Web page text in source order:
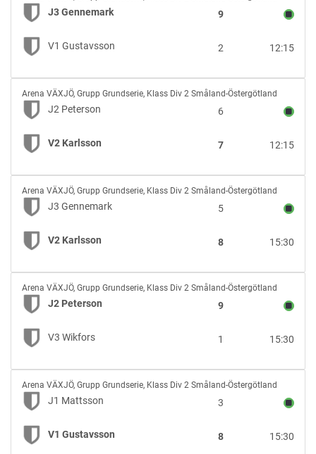
Gennemark
vs
V1
Gustavsson
J3 Gennemark 9
V1 Gustavsson 12:15
2
J2
Peterson
vs
V2
Karlsson
Arena VÄXJÖ, Grupp Grundserie, Klass Div 2 Småland-Östergötland
J2 Peterson 6
V2 Karlsson 12:15
7
J3
Gennemark
vs
V2
Karlsson
Arena VÄXJÖ, Grupp Grundserie, Klass Div 2 Småland-Östergötland
J3 Gennemark 5
V2 Karlsson 15:30
8
J2
Peterson
vs
V3
Wikfors
Arena VÄXJÖ, Grupp Grundserie, Klass Div 2 Småland-Östergötland
J2 Peterson 9
V3 Wikfors 15:30
1
J1
Mattsson
vs
V1
Gustavsson
Arena VÄXJÖ, Grupp Grundserie, Klass Div 2 Småland-Östergötland
J1 Mattsson 3
V1 Gustavsson 15:30
8